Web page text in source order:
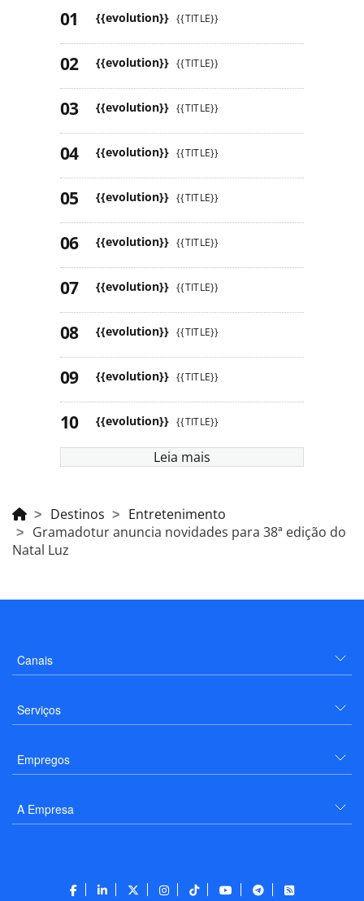
{{evolution}} {{TITLE}}
{{evolution}} {{TITLE}}
{{evolution}} {{TITLE}}
{{evolution}} {{TITLE}}
{{evolution}} {{TITLE}}
{{evolution}} {{TITLE}}
{{evolution}} {{TITLE}}
{{evolution}} {{TITLE}}
{{evolution}} {{TITLE}}
{{evolution}} {{TITLE}}
Leia mais
Destinos
Entretenimento
Gramadotur anuncia novidades para 38ª edição do
Natal Luz
Canais
Serviços
Empregos
A Empresa